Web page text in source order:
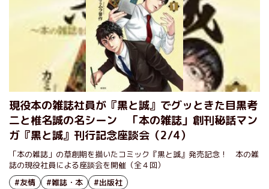
現役本の雑誌社員が『黒と誠』でグッときた目黒考
二と椎名誠の名シーン 「本の雑誌」創刊秘話マン
ガ『黒と誠』刊行記念座談会（2/4）
「本の雑誌」の草創期を描いたコミック『黒と誠』発売記念！ 本の雑
誌の現役社員による座談会を開催（全４回）
#友情
#雑誌・本 #出版社